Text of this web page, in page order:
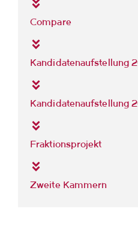
Compare
Kandidatenaufstellung
Kandidatenaufstellung
Fraktionsprojekt
Zweite Kammern